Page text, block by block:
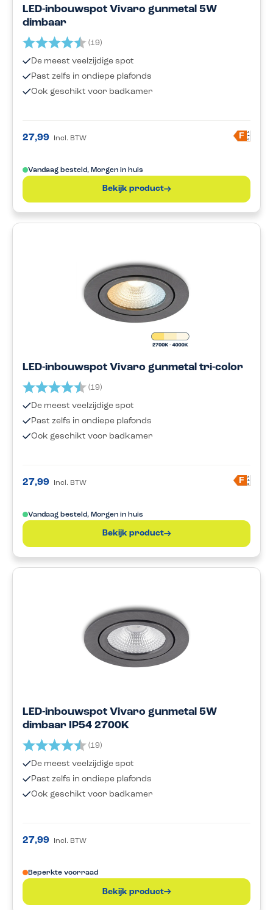
LED-inbouwspot Vivaro gunmetal 5W
dimbaar
Beoordeling: (19)
De meest veelzijdige spot
Past zelfs in ondiepe plafonds
Ook geschikt voor badkamer
27,99 Incl. BTW F A
G
Vandaag besteld, Morgen in huis
Bekijk product
LED-inbouwspot Vivaro gunmetal tri-color
Beoordeling: (19)
De meest veelzijdige spot
Past zelfs in ondiepe plafonds
Ook geschikt voor badkamer
27,99 Incl. BTW F A
G
Vandaag besteld, Morgen in huis
Bekijk product
LED-inbouwspot Vivaro gunmetal 5W
dimbaar IP54 2700K
Beoordeling: (19)
De meest veelzijdige spot
Past zelfs in ondiepe plafonds
Ook geschikt voor badkamer
27,99 Incl. BTW
Beperkte voorraad
Bekijk product